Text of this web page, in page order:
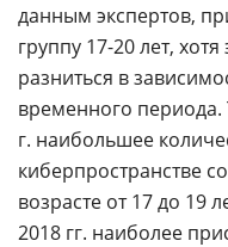
данным экспертов,
группу 17-20 лет,
разниться в
временного периода.
г. наибольшее
киберпространстве
возрасте от 17 до 19
2018 гг. наиболее